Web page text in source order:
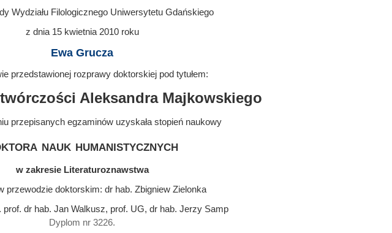
Wydziału Filologicznego Uniwersytetu Gdańskiego
z dnia 15 kwietnia 2010roku
Ewa Grucza
przedstawionej rozprawy doktorskiej pod tytułem:
Aleksandra Majkowskiego
przepisanych egzaminów uzyskała stopień naukowy
nauk humanistycznych
w zakresie Literaturoznawstwa
przewodzie doktorskim: dr hab. Zbigniew Zielonka
prof. dr hab. Jan Walkusz, prof. UG, dr hab. Jerzy Samp
Dyplom nr 3226.